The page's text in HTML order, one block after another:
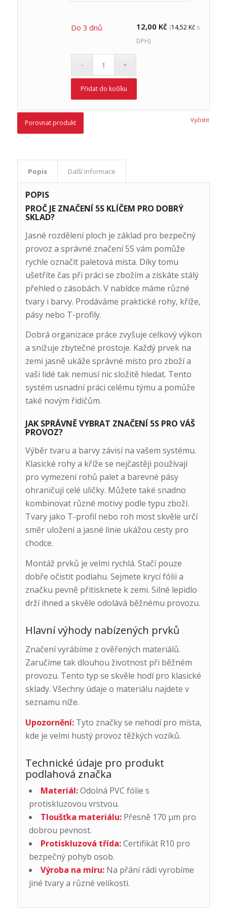
Vyčistit
12,00 Kč (14,52Kč s
DPH)
Do 3 dnů
Přidat do košíku
Porovnat produkt
Popis Další informace
POPIS
PROČ JE ZNAČENÍ 5S KLÍČEM PRO DOBRÝ
SKLAD?
Jasné rozdělení ploch je základ pro bezpečný
provoz a správné značení 5S vám pomůže
rychle označit paletová místa. Díky tomu
ušetříte čas při práci se zbožím a získáte stálý
přehled o zásobách. V nabídce máme různé
tvary i barvy. Prodáváme praktické rohy, kříže,
pásy nebo T-profily.
Dobrá organizace práce zvyšuje celkový výkon
a snižuje zbytečné prostoje. Každý prvek na
zemi jasně ukáže správné místo pro zboží a
vaši lidé tak nemusí nic složitě hledat. Tento
systém usnadní práci celému týmu a pomůže
také novým řidičům.
JAK SPRÁVNĚ VYBRAT ZNAČENÍ 5S PRO VÁŠ
PROVOZ?
Výběr tvaru a barvy závisí na vašem systému.
Klasické rohy a kříže se nejčastěji používají
pro vymezení rohů palet a barevné pásy
ohraničují celé uličky. Můžete také snadno
kombinovat různé motivy podle typu zboží.
Tvary jako T-profil nebo roh most skvěle určí
směr uložení a jasné linie ukážou cesty pro
chodce.
Montáž prvků je velmi rychlá. Stačí pouze
dobře očistit podlahu. Sejmete krycí fólii a
značku pevně přitisknete k zemi. Silné lepidlo
drží ihned a skvěle odolává běžnému provozu.
Hlavní výhody nabízených prvků
Značení vyrábíme z ověřených materiálů.
Zaručíme tak dlouhou životnost při běžném
provozu. Tento typ se skvěle hodí pro klasické
sklady. Všechny údaje o materiálu najdete v
seznamu níže.
Upozornění:Tyto značky se nehodí pro místa,
kde je velmi hustý provoz těžkých vozíků.
Technické údaje pro produkt
podlahová značka
Materiál:Odolná PVC fólie s
protiskluzovou vrstvou.
Tloušťka materiálu:Přesně 170 μm pro
dobrou pevnost.
Protiskluzová třída:Certifikát R10 pro
bezpečný pohyb osob.
Výroba na míru:Na přání rádi vyrobíme
jiné tvary a různé velikosti.